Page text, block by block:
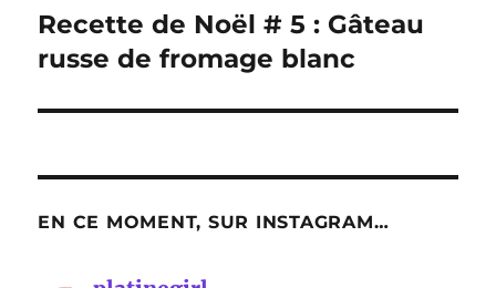
Publication
suivante :
Recette de Noël # 5 : Gâteau
russe de fromage blanc
EN CE MOMENT, SUR INSTAGRAM…